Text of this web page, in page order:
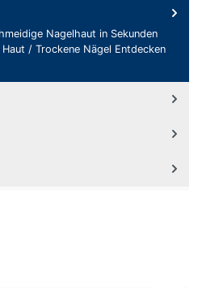
Nagelhaut in Sekunden
/ Trockene Nägel Entdecken